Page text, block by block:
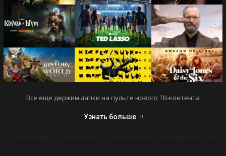
Все еще держим лапки на пульте нового ТВ-контента
Узнать больше